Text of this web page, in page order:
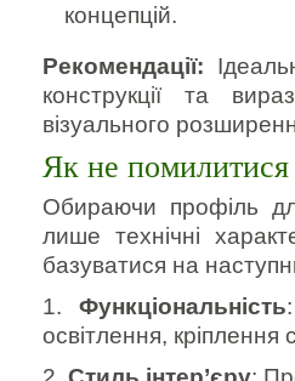
концепцій.
Рекомендації:
конструкції та
візуального
Як не помилитися
Обираючи профіль
лише технічні
базуватися на
1. Функціональність
освітлення, кріплення